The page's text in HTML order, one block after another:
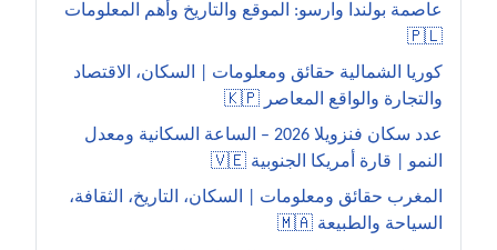
عاصمة بولندا وارسو: الموقع والتاريخ وأهم المعلومات
🇵🇱
كوريا الشمالية حقائق ومعلومات | السكان، الاقتصاد
والتجارة والواقع المعاصر 🇰🇵
عدد سكان فنزويلا 2026 – الساعة السكانية ومعدل
النمو | قارة أمريكا الجنوبية 🇻🇪
المغرب حقائق ومعلومات | السكان، التاريخ، الثقافة،
السياحة والطبيعة 🇲🇦